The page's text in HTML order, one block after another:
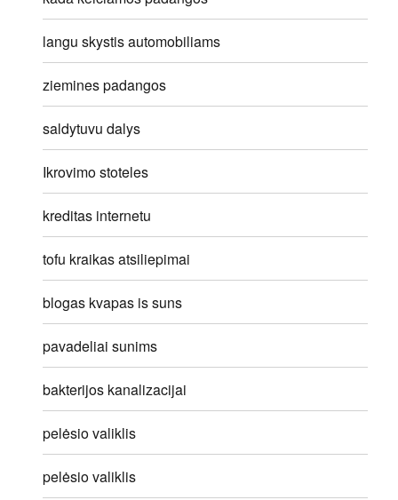
langu skystis automobiliams
ziemines padangos
saldytuvu dalys
Ikrovimo stoteles
kreditas internetu
tofu kraikas atsiliepimai
blogas kvapas is suns
pavadeliai sunims
bakterijos kanalizacijai
pelėsio valiklis
pelėsio valiklis